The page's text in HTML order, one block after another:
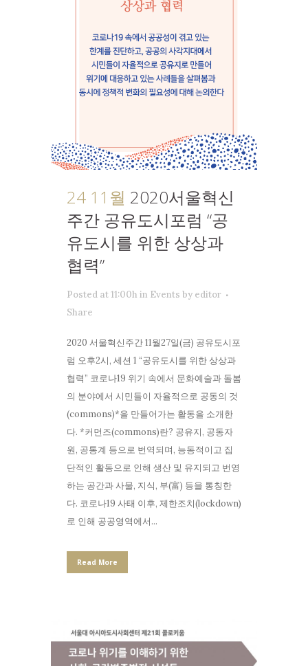
24 11월 2020서울혁신
주간 공유도시포럼 “공
유도시를 위한 상상과
협력”
Posted at 11:00h in Events by editor
Share
2020 서울혁신주간 11월27일(금) 공유도시포
럼 오후2시, 세션 1 “공유도시를 위한 상상과
협력” 코로나19 위기 속에서 문화예술과 돌봄
의 분야에서 시민들이 자율적으로 공동의 것
(commons)*을 만들어가는 활동을 소개한
다. *커먼즈(commons)란? 공유지, 공동자
원, 공통계 등으로 번역되며, 능동적이고 집
단적인 활동으로 인해 생산 및 유지되고 번영
하는 공간과 사물, 지식, 부(富) 등을 통칭한
다. 코로나19 사태 이후, 제한조치(lockdown)
로 인해 공공영역에서...
Read More